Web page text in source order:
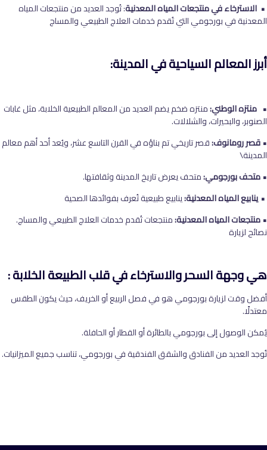
• الاسترخاء في منتجعات المياه المعدنية: تُوجد العديد من منتجعات المياه
المعدنية في بورجومي التي تُقدم خدمات العلاج الطبيعي والمساج
أبرز المعالم السياحية في المدينة:
• منتزه الوطني:منتزه ضخم يضم العديد من المعالم الطبيعية الخلابة، مثل غابات
الصنوبر، والبحيرات، والشلالات.
•قصر رومانوف:قصر تاريخي تم بناؤه في القرن التاسع عشر، ويُعد أحد أهم معالم
المدينة\
• متحف بورجومي:متحف يعرض تاريخ المدينة وثقافتها.
•ينابيع المياه المعدنية:ينابيع طبيعية تُعرف بفوائدها الصحية
• منتجعات المياه المعدنية:منتجعات تُقدم خدمات العلاج الطبيعي والمساج.
نصائح لزيارة
هي وجهة السحر والاسترخاء في قلب الطبيعة الخلابة :
أفضل وقت لزيارة بورجومي هو في فصل الربيع أو الخريف، حيث يكون الطقس
معتدلًا.
يُمكن الوصول إلى بورجومي بالطائرة أو القطار أو الحافلة.
تُوجد العديد من الفنادق والشقق الفندقية في بورجومي، تناسب جميع الميزانيات.